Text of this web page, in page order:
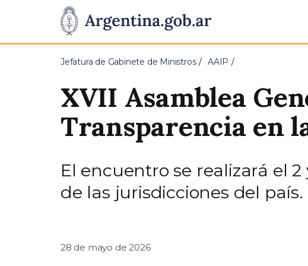
Presidencia
de
Pasar al contenido principal
Jefatura de Gabinete de Ministros AAIP
XVII Asamblea
Transparencia en
El encuentro se realizará el
de las jurisdicciones del país.
28 de mayo de 2026